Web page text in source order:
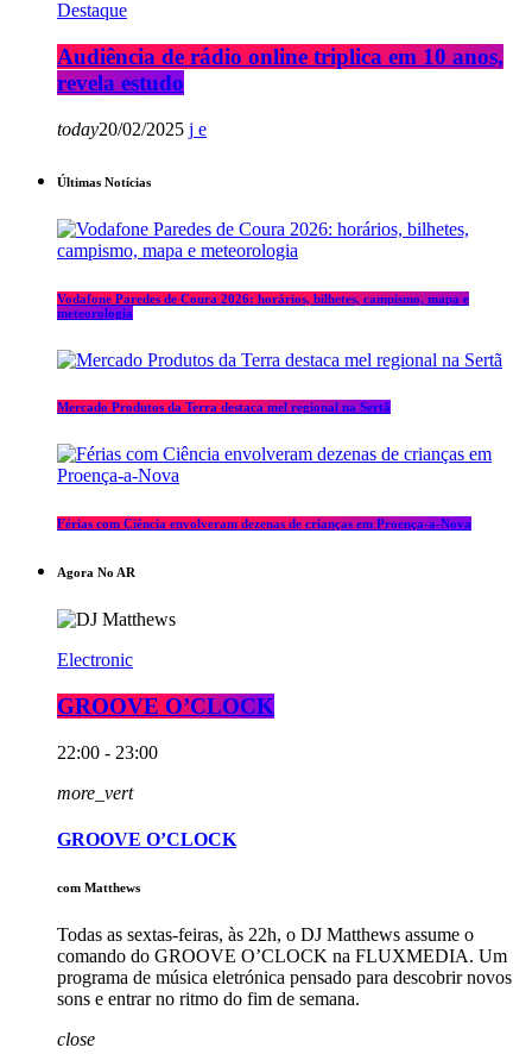
Destaque
Audiência de rádio online triplica em 10 anos,
revela estudo
today20/02/2025
Últimas Notícias
Vodafone Paredes de Coura 2026: horários, bilhetes, campismo, mapa e
meteorologia
Mercado Produtos da Terra destaca mel regional na Sertã
Férias com Ciência envolveram dezenas de crianças em Proença-a-Nova
Agora No AR
Electronic
GROOVE O’CLOCK
22:00 - 23:00
more_vert
GROOVE O’CLOCK
com Matthews
Todas as sextas-feiras, às 22h, o DJ Matthews assume o
comando do GROOVE O’CLOCK na FLUXMEDIA. Um
programa de música eletrónica pensado para descobrir novos
sons e entrar no ritmo do fim de semana.
close